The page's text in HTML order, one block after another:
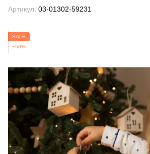
Артикул: 03-01302-59231
SALE
−50%